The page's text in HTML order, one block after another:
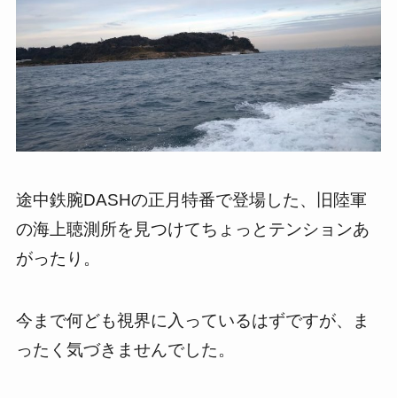
途中鉄腕DASHの正月特番で登場した、旧陸軍
の海上聴測所を見つけてちょっとテンションあ
がったり。
今まで何ども視界に入っているはずですが、ま
ったく気づきませんでした。